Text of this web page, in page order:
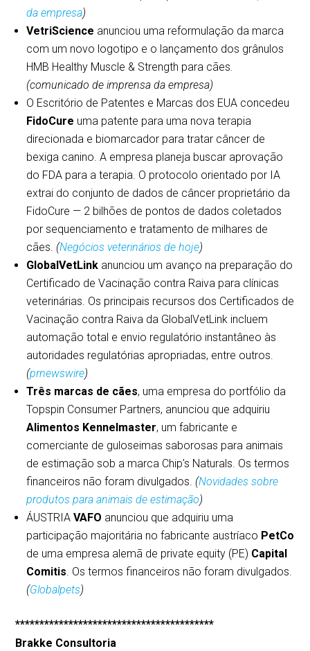
da empresa)
VetriScience anunciou uma reformulação da marca
com um novo logotipo e o lançamento dos grânulos
HMB Healthy Muscle & Strength para cães.
(comunicado de imprensa da empresa)
O Escritório de Patentes e Marcas dos EUA concedeu
FidoCure uma patente para uma nova terapia
direcionada e biomarcador para tratar câncer de
bexiga canino. A empresa planeja buscar aprovação
do FDA para a terapia. O protocolo orientado por IA
extrai do conjunto de dados de câncer proprietário da
FidoCure — 2 bilhões de pontos de dados coletados
por sequenciamento e tratamento de milhares de
cães. (Negócios veterinários de hoje)
GlobalVetLink anunciou um avanço na preparação do
Certificado de Vacinação contra Raiva para clínicas
veterinárias. Os principais recursos dos Certificados de
Vacinação contra Raiva da GlobalVetLink incluem
automação total e envio regulatório instantâneo às
autoridades regulatórias apropriadas, entre outros.
(prnewswire)
Três marcas de cães, uma empresa do portfólio da
Topspin Consumer Partners, anunciou que adquiriu
Alimentos Kennelmaster, um fabricante e
comerciante de guloseimas saborosas para animais
de estimação sob a marca Chip's Naturals. Os termos
financeiros não foram divulgados. (Novidades sobre
produtos para animais de estimação)
ÁUSTRIAVAFO anunciou que adquiriu uma
participação majoritária no fabricante austríaco PetCo
de uma empresa alemã de private equity (PE) Capital
Comitis. Os termos financeiros não foram divulgados.
(Globalpets)
*****************************************
Brakke Consultoria